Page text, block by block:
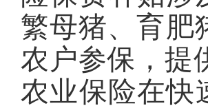
繁母猪、育肥
农户参保，提
农业保险在快